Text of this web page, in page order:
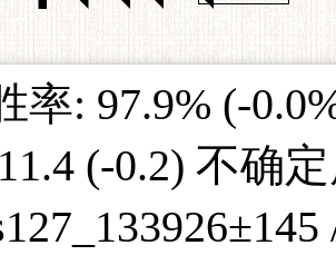
率: 97.9% (-
(-0.2) 不确